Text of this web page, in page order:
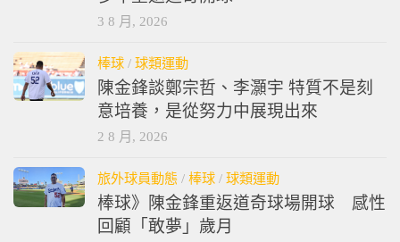
3 8 月, 2026
棒球 / 球類運動
陳金鋒談鄭宗哲、李灝宇 特質不是刻
意培養，是從努力中展現出來
2 8 月, 2026
旅外球員動態 / 棒球 / 球類運動
棒球》陳金鋒重返道奇球場開球 感性
回顧「敢夢」歲月